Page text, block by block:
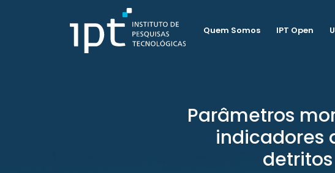
Quem Somos IPT Open
Parâmetros
indicadores